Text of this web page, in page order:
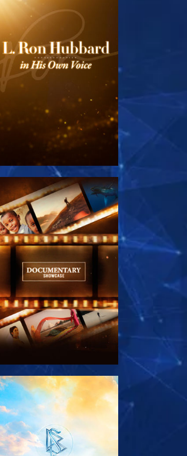
DÉCOUVRIR LES SÉRIES
DÉCOUVRIR LES SÉRIES